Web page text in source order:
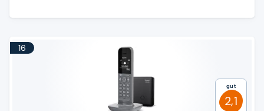
16
Gut
2,1